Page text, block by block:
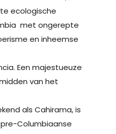
ecologische
met ongerepte
en inheemse
Een majestueuze
van het
als Cahirama, is
Columbiaanse